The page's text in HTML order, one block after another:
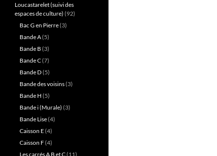
Loucastarelet (suivi des
espaces de culture) (92)
Bac G en Pierre(3)
Bande A(5)
Bande B (3)
Bande C(7)
Bande D(5)
Bande des voisins(3)
Bande H (5)
Bande i (Murale) (3)
Bande Lise(4)
Caisson E(4)
Caisson F(4)
Les carrés A B et C(11)